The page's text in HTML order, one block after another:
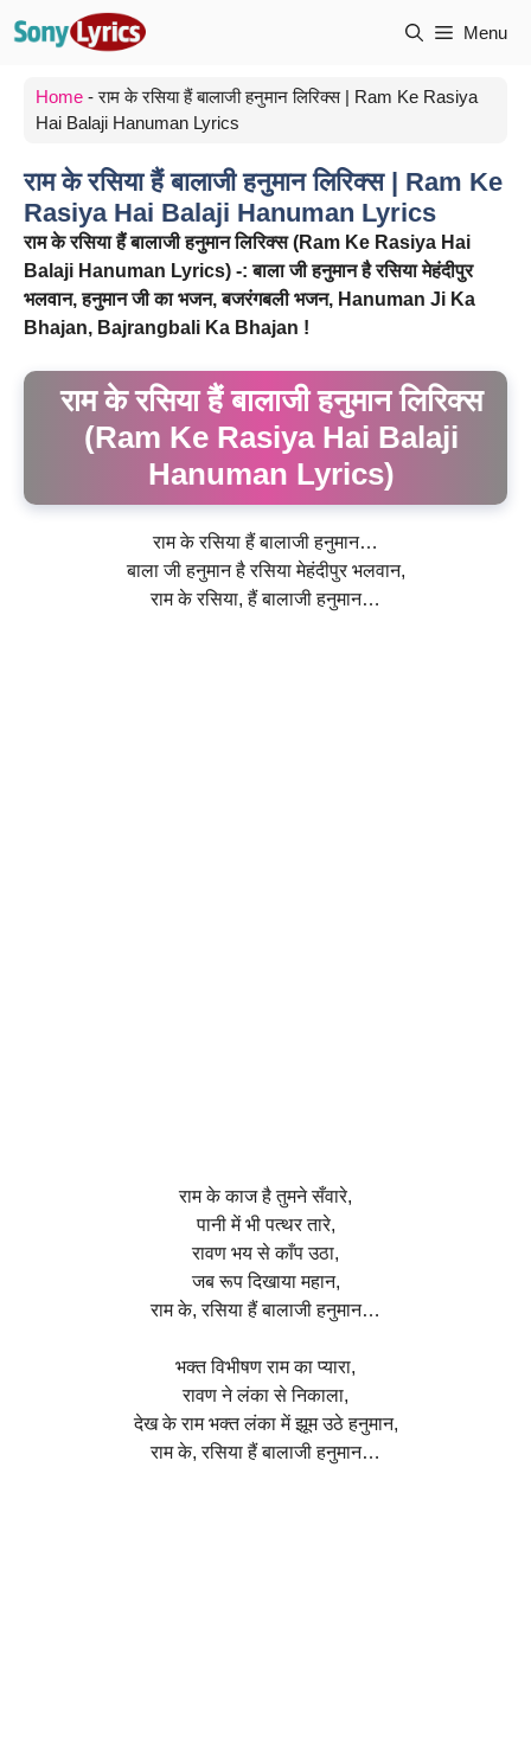
Menu
Home -राम के रसिया हैं बालाजी हनुमान लिरिक्स | Ram Ke Rasiya
Hai Balaji Hanuman Lyrics
राम के रसिया हैं बालाजी हनुमान लिरिक्स | Ram Ke
Rasiya Hai Balaji Hanuman Lyrics
रामकेरसियाहैंबालाजीहनुमानलिरिक्स (Ram Ke Rasiya Hai
Balaji Hanuman Lyrics) -:बालाजीहनुमानहैरसियामेहंदीपुर
भलवान,हनुमानजीकाभजन,बजरंगबलीभजन, Hanuman Ji Ka
Bhajan, Bajrangbali Ka Bhajan !
राम के रसिया हैं बालाजी हनुमान लिरिक्स
(Ram Ke Rasiya Hai Balaji
Hanuman Lyrics)
राम के रसिया हैं बालाजी हनुमान…
बाला जी हनुमान है रसिया मेहंदीपुर भलवान,
राम के रसिया, हैं बालाजी हनुमान…
राम के काज है तुमने सँवारे,
पानी में भी पत्थर तारे,
रावण भय से काँप उठा,
जब रूप दिखाया महान,
राम के, रसिया हैं बालाजी हनुमान…
भक्त विभीषण राम का प्यारा,
रावण ने लंका से निकाला,
देख के राम भक्त लंका में झूम उठे हनुमान,
राम के, रसिया हैं बालाजी हनुमान…